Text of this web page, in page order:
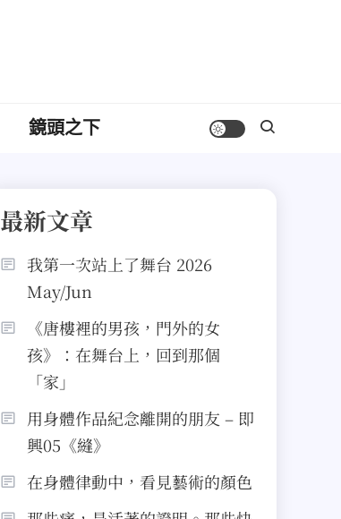
鏡頭之下
最新文章
我第一次站上了舞台 2026
May/Jun
《唐樓裡的男孩，門外的女
孩》：在舞台上，回到那個
「家」
用身體作品紀念離開的朋友 – 即
興05《縫》
在身體律動中，看見藝術的顏色